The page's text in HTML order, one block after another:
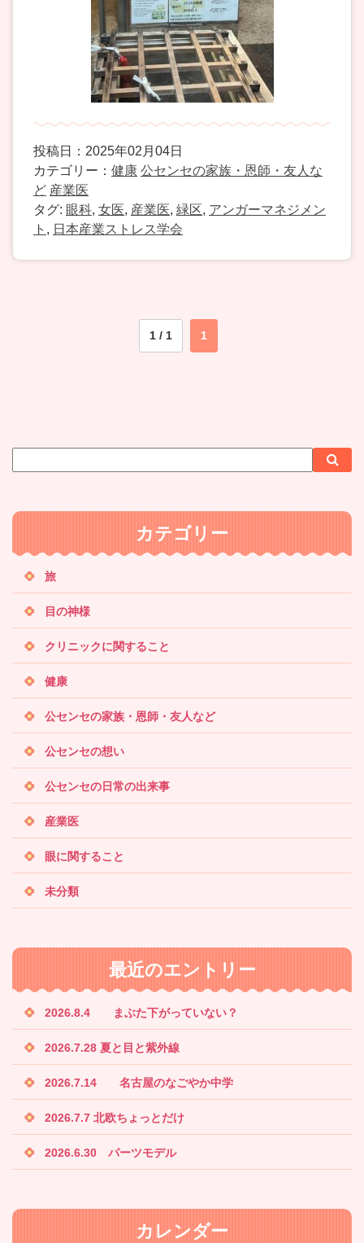
投稿日：2025年02月04日
カテゴリー： 健康 公センセの家族・恩師・友人な
ど 産業医
タグ: 眼科, 女医, 産業医, 緑区, アンガーマネジメン
ト , 日本産業ストレス学会
1 / 1 1
イ
内
索
索
カテゴリー
旅
目の神様
クリニックに関すること
健康
公センセの家族・恩師・友人など
公センセの想い
公センセの日常の出来事
産業医
眼に関すること
未分類
最近のエントリー
2026.8.4 まぶた下がっていない？
2026.7.28 夏と目と紫外線
2026.7.14 名古屋のなごやか中学
2026.7.7 北欧ちょっとだけ
2026.6.30 パーツモデル
カレンダー